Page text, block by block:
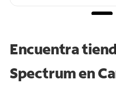
Encuentra
Spectrum en